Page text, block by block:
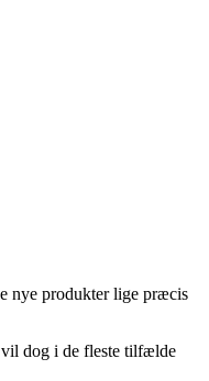
nye produkter lige præcis
vil dog i de fleste tilfælde